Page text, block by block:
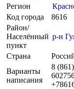
Регион
Код города
8616
Район/
Населённый
пункт
р-н
Страна
Варианты
написания
8